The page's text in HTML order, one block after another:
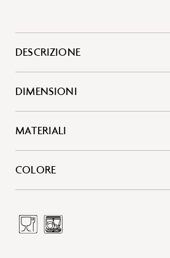
DESCRIZIONE
DIMENSIONI
MATERIALI
COLORE